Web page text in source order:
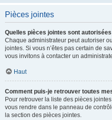
Pièces jointes
Quelles pièces jointes sont
Chaque administrateur peut autoriser
jointes. Si vous n’êtes pas certain de
vous invitons à contacter un
Haut
Comment puis-je retrouver toutes
Pour retrouver la liste des pièces
vous rendre dans le panneau de
la section des pièces jointes.